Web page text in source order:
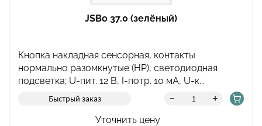
JSBo 37.0 (зелёный)
Кнопка накладная сенсорная, контакты
нормально разомкнутые (НР), светодиодная
подсветка; U-пит. 12 В, I-потр. 10 мА, U-к...
Быстрый заказ - +
Уточнить цену